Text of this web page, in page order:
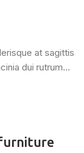
at sagittis
dui rutrum...